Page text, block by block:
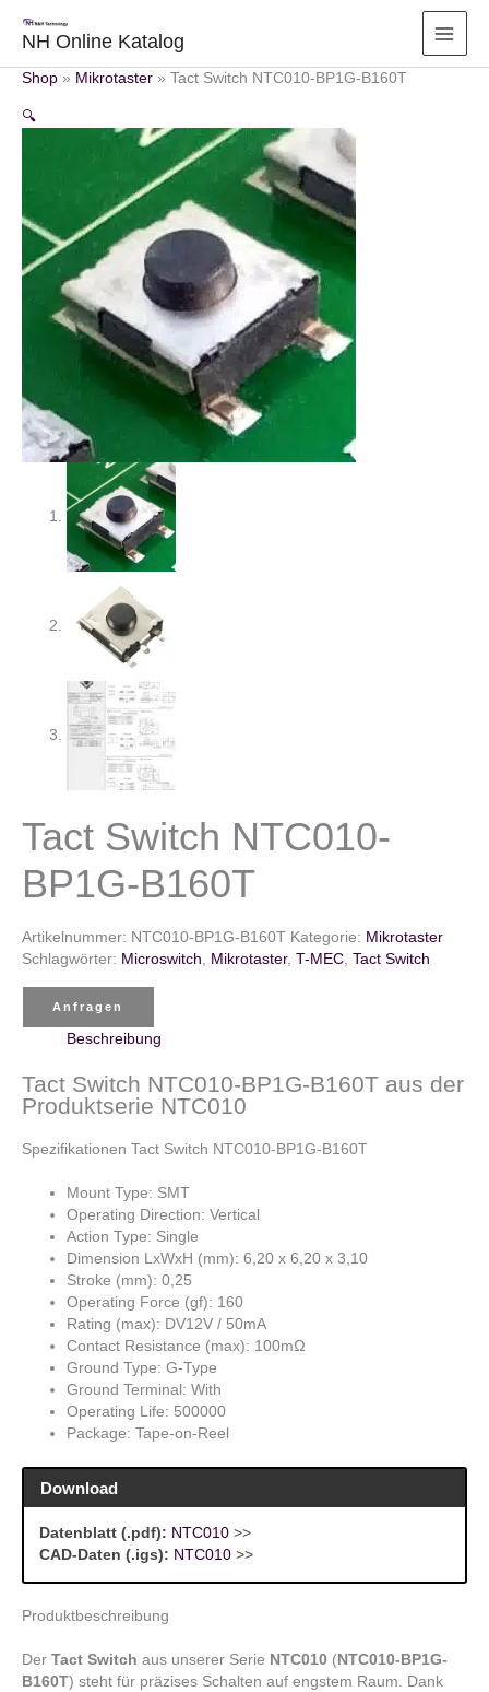
Inhalt
springen
NH Online Katalog
Shop » Mikrotaster » Tact Switch NTC010-BP1G-B160T
🔍
Tact Switch NTC010-
BP1G-B160T
Artikelnummer: NTC010-BP1G-B160T Kategorie: Mikrotaster
Schlagwörter: Microswitch, Mikrotaster, T-MEC, Tact Switch
Anfragen
Beschreibung
Tact Switch NTC010-BP1G-B160T aus der
Produktserie NTC010
Spezifikationen Tact Switch NTC010-BP1G-B160T
Mount Type: SMT
Operating Direction: Vertical
Action Type: Single
Dimension LxWxH (mm): 6,20 x 6,20 x 3,10
Stroke (mm): 0,25
Operating Force (gf): 160
Rating (max): DV12V / 50mA
Contact Resistance (max): 100mΩ
Ground Type: G-Type
Ground Terminal: With
Operating Life: 500000
Package: Tape-on-Reel
Download
Datenblatt (.pdf): NTC010>>
CAD-Daten (.igs): NTC010>>
Produktbeschreibung
Der Tact Switch aus unserer Serie NTC010 (NTC010-BP1G-
B160T) steht für präzises Schalten auf engstem Raum. Dank